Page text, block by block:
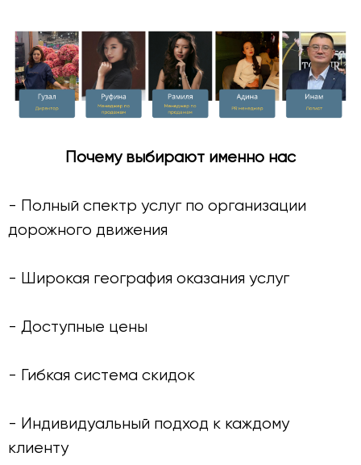
Почему выбирают именно нас
- Полный спектр услуг по организации
дорожного движения
- Широкая география оказания услуг
- Доступные цены
- Гибкая система скидок
- Индивидуальный подход к каждому
клиенту